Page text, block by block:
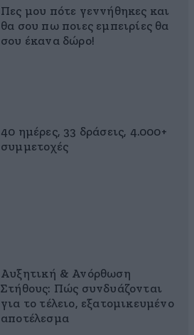
Πες μου πότε γεννήθηκες και
θα σου πω ποιες εμπειρίες θα
σου έκανα δώρο!
40 ημέρες, 33 δράσεις, 4.000+
συμμετοχές
Αυξητική & Ανόρθωση
Στήθους: Πώς συνδυάζονται
για το τέλειο, εξατομικευμένο
αποτέλεσμα